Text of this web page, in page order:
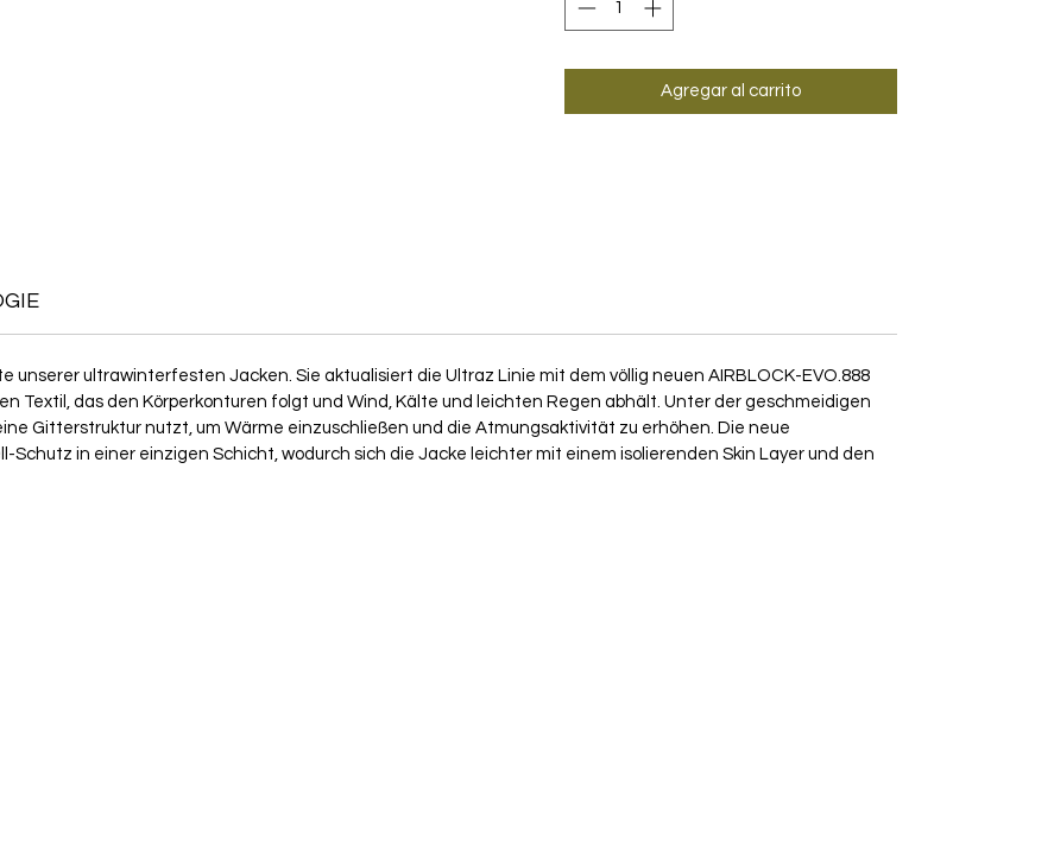
Agregar al carrito
unserer ultrawinterfesten Jacken. Sie aktualisiert die Ultraz Linie mit dem völlig neuen AIRBLOCK-EVO.888
Textil, das den Körperkonturen folgt und Wind, Kälte und leichten Regen abhält. Unter der geschmeidigen
Gitterstruktur nutzt, um Wärme einzuschließen und die Atmungsaktivität zu erhöhen. Die neue
Schutz in einer einzigen Schicht, wodurch sich die Jacke leichter mit einem isolierenden Skin Layer und den